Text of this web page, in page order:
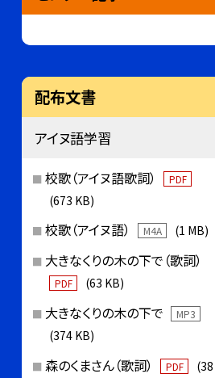
配布文書
アイヌ語学習
校歌（アイヌ語歌詞） PDF
(673 KB)
校歌（アイヌ語） M4A (1 MB)
大きなくりの木の下で（歌詞）
PDF (63 KB)
大きなくりの木の下で MP3
(374 KB)
森のくまさん（歌詞） PDF
(38